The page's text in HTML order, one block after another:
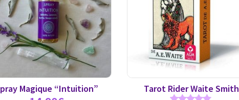
Magique “Intuition” Tarot Rider Waite Smith